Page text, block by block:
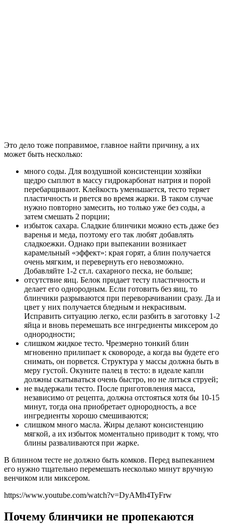
Это дело тоже поправимое, главное найти причину, а их
может быть несколько:
много соды. Для воздушной консистенции хозяйки
щедро сыплют в массу гидрокарбонат натрия и порой
перебарщивают. Клейкость уменьшается, тесто теряет
пластичность и рвется во время жарки. В таком случае
нужно повторно замесить, но только уже без соды, а
затем смешать 2 порции;
избыток сахара. Сладкие блинчики можно есть даже без
варенья и меда, поэтому его так любят добавлять
сладкоежки. Однако при выпекании возникает
карамельный «эффект»: края горят, а блин получается
очень мягким, и перевернуть его невозможно.
Добавляйте 1-2 ст.л. сахарного песка, не больше;
отсутствие яиц. Белок придает тесту пластичность и
делает его однородным. Если готовить без яиц, то
блинчики разрываются при переворачивании сразу. Да и
цвет у них получается бледным и некрасивым.
Исправить ситуацию легко, если разбить в заготовку 1-2
яйца и вновь перемешать все ингредиенты миксером до
однородности;
слишком жидкое тесто. Чрезмерно тонкий блин
мгновенно прилипает к сковороде, а когда вы будете его
снимать, он порвется. Структура у массы должна быть в
меру густой. Окуните палец в тесто: в идеале капли
должны скатываться очень быстро, но не литься струей;
не выдержали тесто. После приготовления масса,
независимо от рецепта, должна отстояться хотя бы 10-15
минут, тогда она приобретает однородность, а все
ингредиенты хорошо смешиваются;
слишком много масла. Жиры делают консистенцию
мягкой, а их избыток моментально приводит к тому, что
блины разваливаются при жарке.
В блинном тесте не должно быть комков. Перед выпеканием
его нужно тщательно перемешать несколько минут вручную
венчиком или миксером.
https://www.youtube.com/watch?v=DyAMh4TyFrw
Почему блинчики не пропекаются